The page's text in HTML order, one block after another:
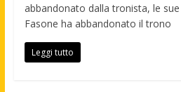
abbandonato dalla tronista, le
Fasone ha abbandonato il trono
Leggi tutto